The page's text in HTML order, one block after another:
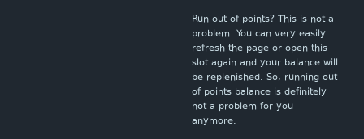
Run out of points? This is not a
problem. You can very easily
refresh the page or open this
slot again and your balance will
be replenished. So, running out
of points balance is definitely
not a problem for you
anymore.